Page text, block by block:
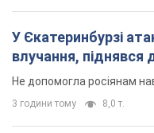
У Єкатеринбурзі
влучання, піднявся
Не допомогла росіянам
3 години тому 8,0 т.